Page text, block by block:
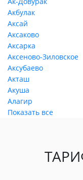
Акбулак
Аксай
Аксаково
Аксарка
Аксеново-Зиловское
Аксубаево
Акташ
Акуша
Алагир
Показать все